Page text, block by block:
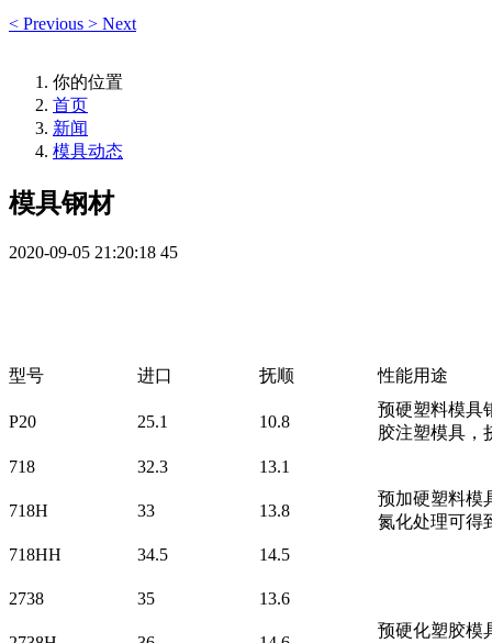
< Previous > Next
你的位置
首页
新闻
模具动态
模具钢材
2020-09-05 21:20:18 45
型号 进口 抚顺 性能用途
P20 25.1 10.8
预硬塑料模具
胶注塑模具，
718
32.3
13.1
预加硬塑料模
氮化处理可得
718H 33 13.8
718HH 34.5 14.5
2738 35
13.6
预硬化塑胶模